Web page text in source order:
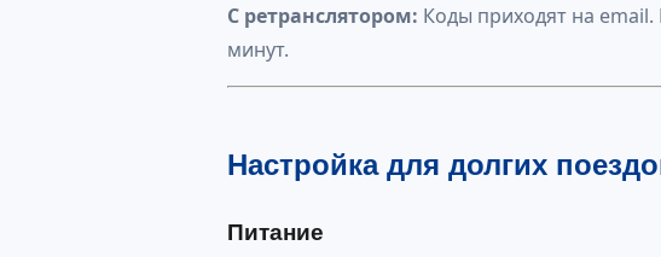
С ретранслятором: Коды приходят на
минут.
Настройка для долгих
Питание